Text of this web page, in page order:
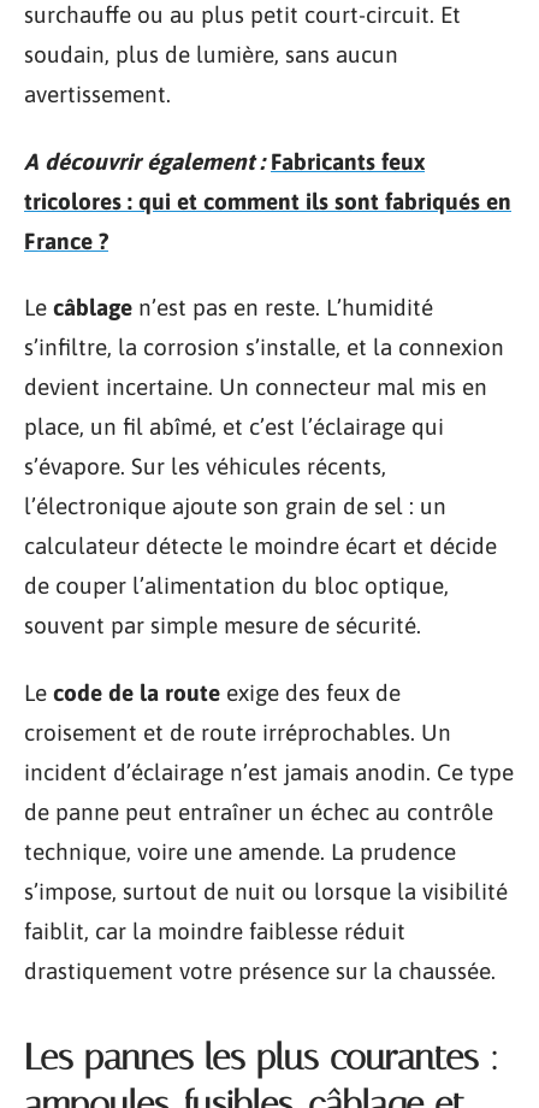
surchauffe ou au plus petit court-circuit. Et
soudain, plus de lumière, sans aucun
avertissement.
A découvrir également : Fabricants feux
tricolores : qui et comment ils sont fabriqués en
France ?
Le câblage n’est pas en reste. L’humidité
s’infiltre, la corrosion s’installe, et la connexion
devient incertaine. Un connecteur mal mis en
place, un fil abîmé, et c’est l’éclairage qui
s’évapore. Sur les véhicules récents,
l’électronique ajoute son grain de sel : un
calculateur détecte le moindre écart et décide
de couper l’alimentation du bloc optique,
souvent par simple mesure de sécurité.
Le code de la route exige des feux de
croisement et de route irréprochables. Un
incident d’éclairage n’est jamais anodin. Ce type
de panne peut entraîner un échec au contrôle
technique, voire une amende. La prudence
s’impose, surtout de nuit ou lorsque la visibilité
faiblit, car la moindre faiblesse réduit
drastiquement votre présence sur la chaussée.
Les pannes les plus courantes :